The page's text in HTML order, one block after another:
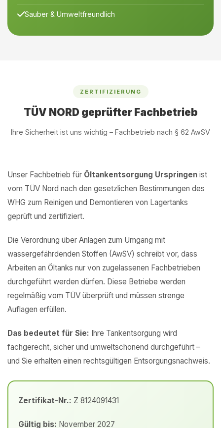
Sauber & Umweltfreundlich
ZERTIFIZIERUNG
TÜV NORD geprüfter Fachbetrieb
Ihre Sicherheit ist uns wichtig – Fachbetrieb nach § 62 AwSV
Unser Fachbetrieb für Öltankentsorgung Urspringen ist
vom TÜV Nord nach den gesetzlichen Bestimmungen des
WHG zum Reinigen und Demontieren von Lagertanks
geprüft und zertifiziert.
Die Verordnung über Anlagen zum Umgang mit
wassergefährdenden Stoffen (AwSV) schreibt vor, dass
Arbeiten an Öltanks nur von zugelassenen Fachbetrieben
durchgeführt werden dürfen. Diese Betriebe werden
regelmäßig vom TÜV überprüft und müssen strenge
Auflagen erfüllen.
Das bedeutet für Sie: Ihre Tankentsorgung wird
fachgerecht, sicher und umweltschonend durchgeführt –
und Sie erhalten einen rechtsgültigen Entsorgungsnachweis.
Zertifikat-Nr.: Z 8124091431
Gültig bis: November 2027